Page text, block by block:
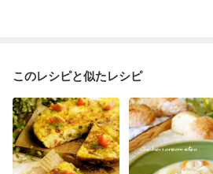
このレシピと似たレシピ